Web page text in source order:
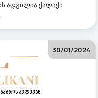
ადგილია ქალაქი
Კვლევას
30/01/2024